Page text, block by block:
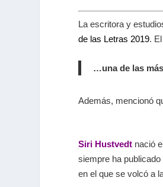
La escritora y
de las Letras 2019.
…una de las
Además, mencionó
Siri Hustvedt nació
siempre ha
en el que se volcó a